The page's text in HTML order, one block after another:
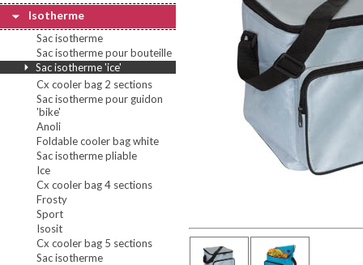
Isotherme
Sac isotherme
Sac isotherme pour bouteille
Sac isotherme 'ice'
Cx cooler bag 2 sections
Sac isotherme pour guidon
'bike'
Anoli
Foldable cooler bag white
Sac isotherme pliable
Ice
Cx cooler bag 4 sections
Frosty
Sport
Isosit
Cx cooler bag 5 sections
Sac isotherme